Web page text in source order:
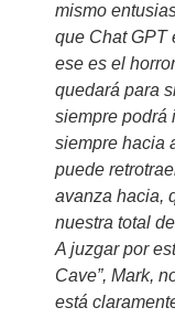
mismo
que Chat GPT
ese es el
quedará para
siempre podrá
siempre hacia
puede
avanza hacia,
nuestra total
A juzgar por
Cave”, Mark,
está